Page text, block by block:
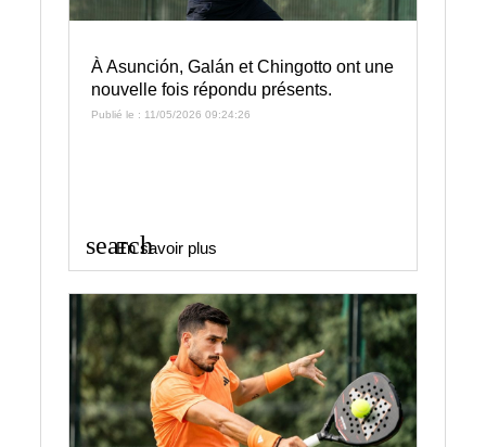
À Asunción, Galán et Chingotto ont une
nouvelle fois répondu présents.
Publié le : 11/05/2026 09:24:26
search
En savoir plus